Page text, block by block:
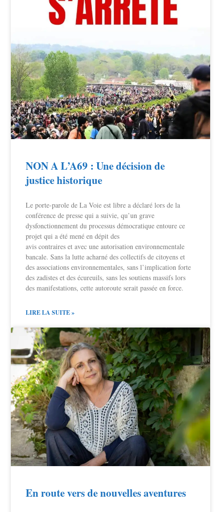
NON A L’A69 : Une décision de
justice historique
Le porte-parole de La Voie est libre a déclaré lors de la
conférence de presse qui a suivie, qu’un grave
dysfonctionnement du processus démocratique entoure ce
projet qui a été mené en dépit des
avis contraires et avec une autorisation environnementale
bancale. Sans la lutte acharné des collectifs de citoyens et
des associations environnementales, sans l’implication forte
des zadistes et des écureuils, sans les soutiens massifs lors
des manifestations, cette autoroute serait passée en force.
LIRE LA SUITE »
En route vers de nouvelles aventures